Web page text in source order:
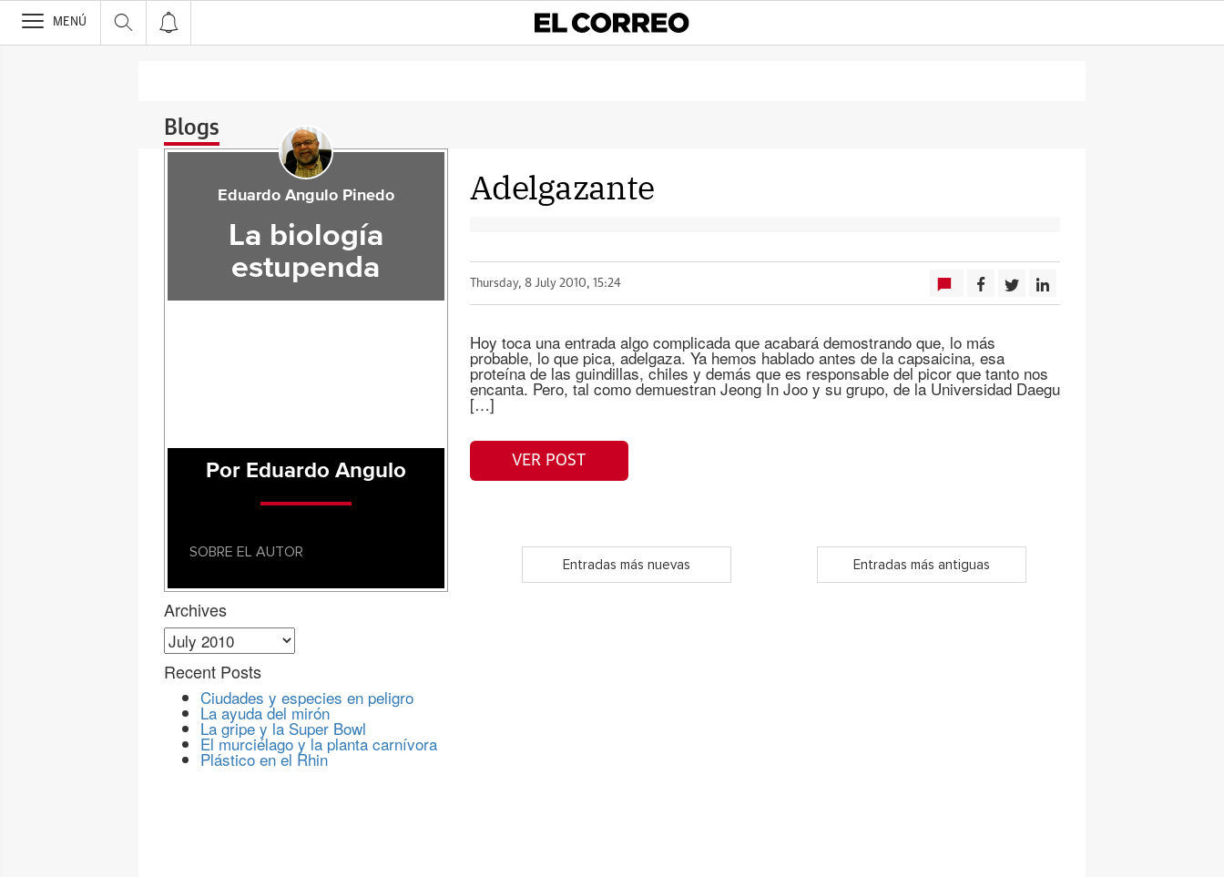
>
MENÚ
Blogs
Adelgazante
Thursday, 8 July 2010, 15:24
Hoy toca una entrada algo complicada que acabará demostrando que, lo más
probable, lo que pica, adelgaza. Ya hemos hablado antes de la capsaicina, esa
proteína de las guindillas, chiles y demás que es responsable del picor que tanto nos
encanta. Pero, tal como demuestran Jeong In Joo y su grupo, de la Universidad Daegu
[…]
VER POST
Entradas más nuevas Entradas más antiguas
Eduardo Angulo Pinedo
La biología
estupenda
Por Eduardo Angulo
SOBRE EL AUTOR
Archives
Archives
Recent Posts
Ciudades y especies en peligro
La ayuda del mirón
La gripe y la Super Bowl
El murciélago y la planta carnívora
Plástico en el Rhin